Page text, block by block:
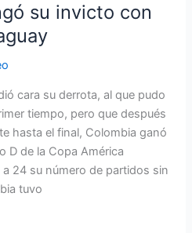
su invicto con
cara su derrota, al que pudo
tiempo, pero que después
hasta el final, Colombia ganó
D de la Copa América
24 su número de partidos sin
tuvo